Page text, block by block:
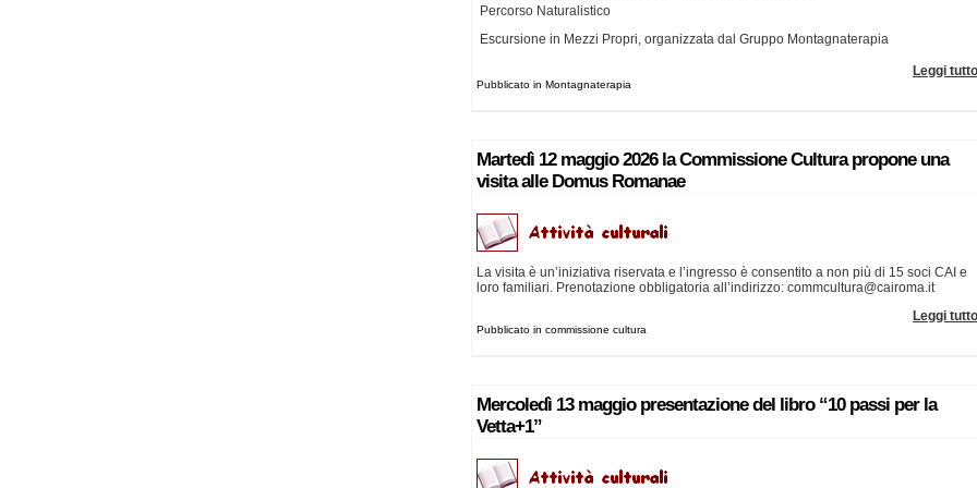
Percorso Naturalistico
Escursione in Mezzi Propri, organizzata dal Gruppo Montagnaterapia
Leggi
Pubblicato in Montagnaterapia
Martedì 12 maggio 2026 la Commissione Cultura propone una
visita alle Domus Romanae
La visita è un’iniziativa riservata e l’ingresso è consentito a non più di 15 soci CAI e
loro familiari. Prenotazione obbligatoria all’indirizzo: commcultura@cairoma.it
Leggi
Pubblicato in commissione cultura
Mercoledì 13 maggio presentazione del libro “10 passi per la
Vetta+1”